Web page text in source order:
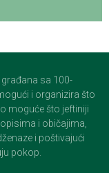
sa 100-
i organizira što
moguće što jeftiniji
i običajima,
i poštivajući
pokop.